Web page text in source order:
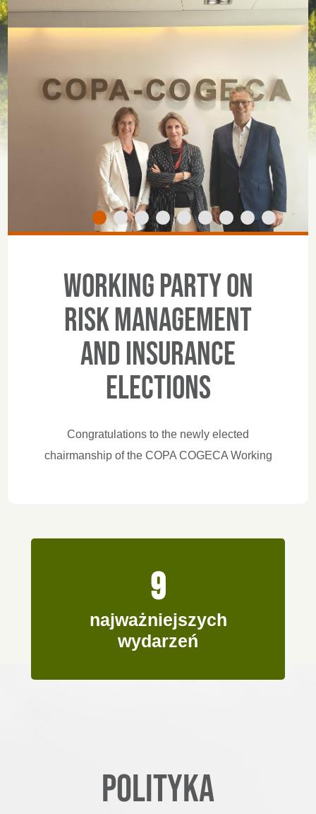
Working Party on
Risk Management
and Insurance
elections
Congratulations to the newly elected
chairmanship of the COPA COGECA Working
alimentarias de España- Spain) and Thomas
Germany). They'll lead the Working Party
forward and tackle the key challenges ahead!
9
najważniejszych
wydarzeń
Polityka